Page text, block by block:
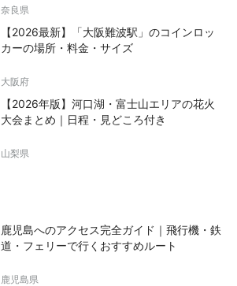
奈良県
【2026最新】「大阪難波駅」のコインロッ
カーの場所・料金・サイズ
大阪府
【2026年版】河口湖・富士山エリアの花火
大会まとめ｜日程・見どころ付き
山梨県
鹿児島へのアクセス完全ガイド｜飛行機・鉄
道・フェリーで行くおすすめルート
鹿児島県